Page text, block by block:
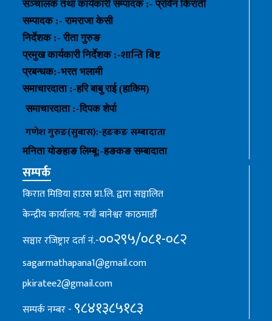
सञ्चालक तथा कार्यकारी सम्पादक :- प्रविन किराती
सम्पादक :- रामराजा केसी
निर्देशक :- रीता गुरुङ
प्रमुख कार्यकारी निर्देशक :-शान्ति बिष्ट
प्रबन्धक:-भरत भलामी
समाचारदाता :-हरि बाबु राई (हाकिम)
समाचारदाता :-दिपक शेर्पा
गणेश गुरुङ(सुबास):-हङकङसम्बादाता
मनिता योङहाङलिम्बू:-हङकङ सम्बादाता
सम्पर्क
किरात मिडिया हाउस प्रा.लि. द्वारा सञ्चालित
केन्द्रीय कार्यालय: नयाँ बानेश्वर काठमाडौँ
सञ्चार रजिष्ट्रार दर्ता नं.-००२९५/०८१-०८२
sagarmathapana1@gmail.com
pkiratee2@gmail.com
सम्पर्क नम्बर - ९८४१३८५१८३